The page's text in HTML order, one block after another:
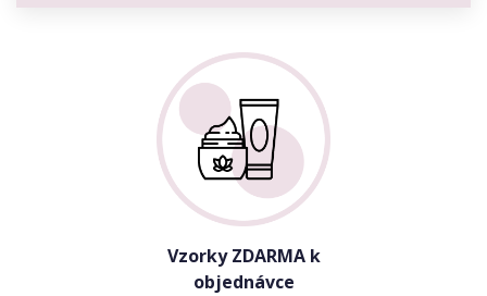
Vzorky ZDARMA k
objednávce